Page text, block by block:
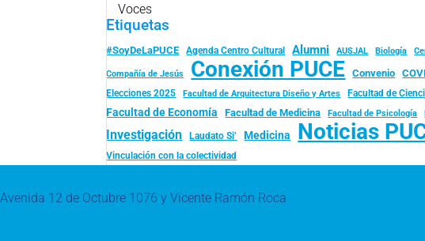
Voces
Etiquetas
#SoyDeLaPUCE Agenda Centro Cultural Alumni AUSJAL Biología
Compañía de Jesús Conexión PUCE Convenio
Elecciones 2025
Facultad de Arquitectura Diseño y Artes Facultad de
Facultad de Economía Facultad de Medicina Facultad de Psicología
Investigación Laudato Si’ Medicina Noticias
Vinculación con la colectividad
Avenida 12 de Octubre 1076 y Vicente Ramón Roca